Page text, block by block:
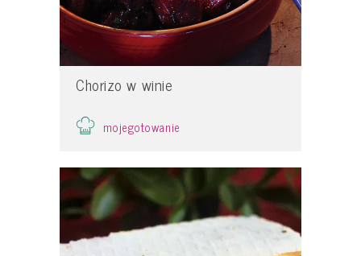
Chorizo w winie
mojegotowanie